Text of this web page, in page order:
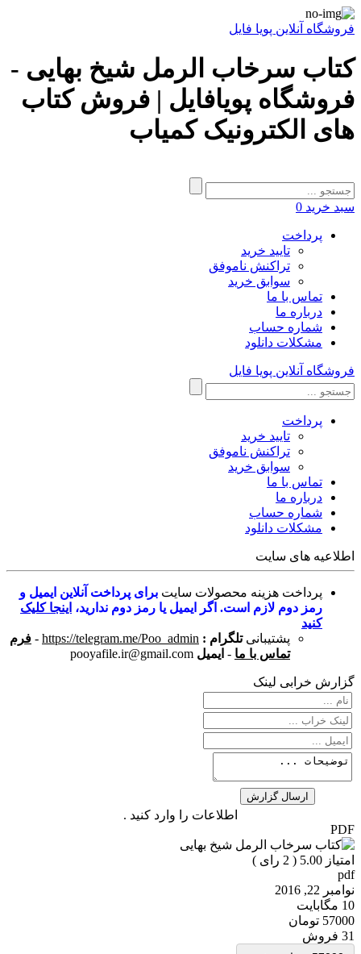
فروشگاه آنلاین پویا فایل
کتاب سرخاب الرمل شیخ بهایی -
فروشگاه پویافایل | فروش کتاب
های الکترونیک کمیاب
سبد خرید 0
پرداخت
تایید خرید
تراکنش ناموفق
سوابق خرید
تماس با ما
درباره ما
شماره حساب
مشکلات دانلود
فروشگاه آنلاین پویا فایل
پرداخت
تایید خرید
تراکنش ناموفق
سوابق خرید
تماس با ما
درباره ما
شماره حساب
مشکلات دانلود
اطلاعیه های سایت
پرداخت هزینه محصولات سایت برای پرداخت آنلاین ایمیل و
رمز دوم لازم است. اگر ایمیل یا رمز دوم ندارید، اینجا کلیک
کنید
پشتیبانی تلگرام : https://telegram.me/Poo_admin
- فرم
تماس با ما - ایمیل pooyafile.ir@gmail.com
گزارش خرابی لینک
اطلاعات را وارد کنید .
PDF
امتیاز 5.00 ( 2 رای )
pdf
نوامبر 22, 2016
10 مگابایت
57000 تومان
31 فروش